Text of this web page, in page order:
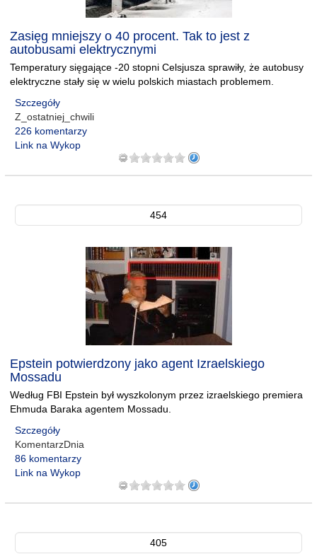
Zasięg mniejszy o 40 procent. Tak to jest z
autobusami elektrycznymi
Temperatury sięgające -20 stopni Celsjusza sprawiły, że autobusy
elektryczne stały się w wielu polskich miastach problemem.
Szczegóły
Z_ostatniej_chwili
226 komentarzy
Link na Wykop
454
Epstein potwierdzony jako agent Izraelskiego
Mossadu
Według FBI Epstein był wyszkolonym przez izraelskiego premiera
Ehmuda Baraka agentem Mossadu.
Szczegóły
KomentarzDnia
86 komentarzy
Link na Wykop
405